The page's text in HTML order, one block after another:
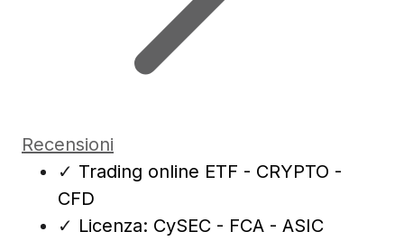
Recensioni
✓ Trading online ETF - CRYPTO -
CFD
✓ Licenza: CySEC - FCA - ASIC